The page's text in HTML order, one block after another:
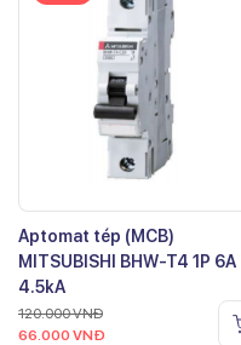
Aptomat tép (MCB)
MITSUBISHI BHW-T4 1P 6A
4.5kA
120.000VNĐ
66.000 VNĐ